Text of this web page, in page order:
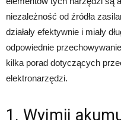
niezależność od źródła
działały efektywnie i miały
odpowiednie
kilka porad dotyczących
elektronarzędzi.
1. Wyjmij